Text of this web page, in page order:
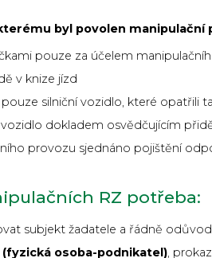
byl povolen manipulační
pouze za účelem
v knize jízd
silniční vozidlo, které opatřili
dokladem osvědčujícím
provozu sjednáno pojištění
RZ potřeba:
subjekt žadatele a řádně
osoba-podnikatel),